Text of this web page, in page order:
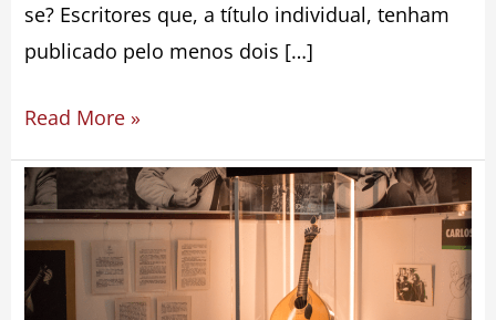
se? Escritores que, a título individual, tenham
publicado pelo menos dois […]
Read More »
Exposição
Carlos
Paredes